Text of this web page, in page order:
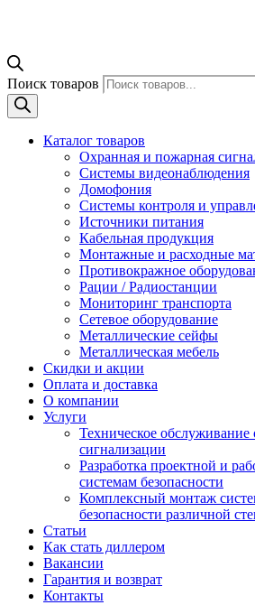
Поиск товаров
Каталог товаров
Охранная и пожарная
Системы видеонаблюдения
Домофония
Системы контроля и
Источники питания
Кабельная продукция
Монтажные и расходные
Противокражное
Рации / Радиостанции
Мониторинг транспорта
Сетевое оборудование
Металлические сейфы
Металлическая мебель
Скидки и акции
Оплата и доставка
О компании
Услуги
Техническое обслуживание
сигнализации
Разработка проектной и
системам безопасности
Комплексный монтаж
безопасности различной
Статьи
Как стать диллером
Вакансии
Гарантия и возврат
Контакты